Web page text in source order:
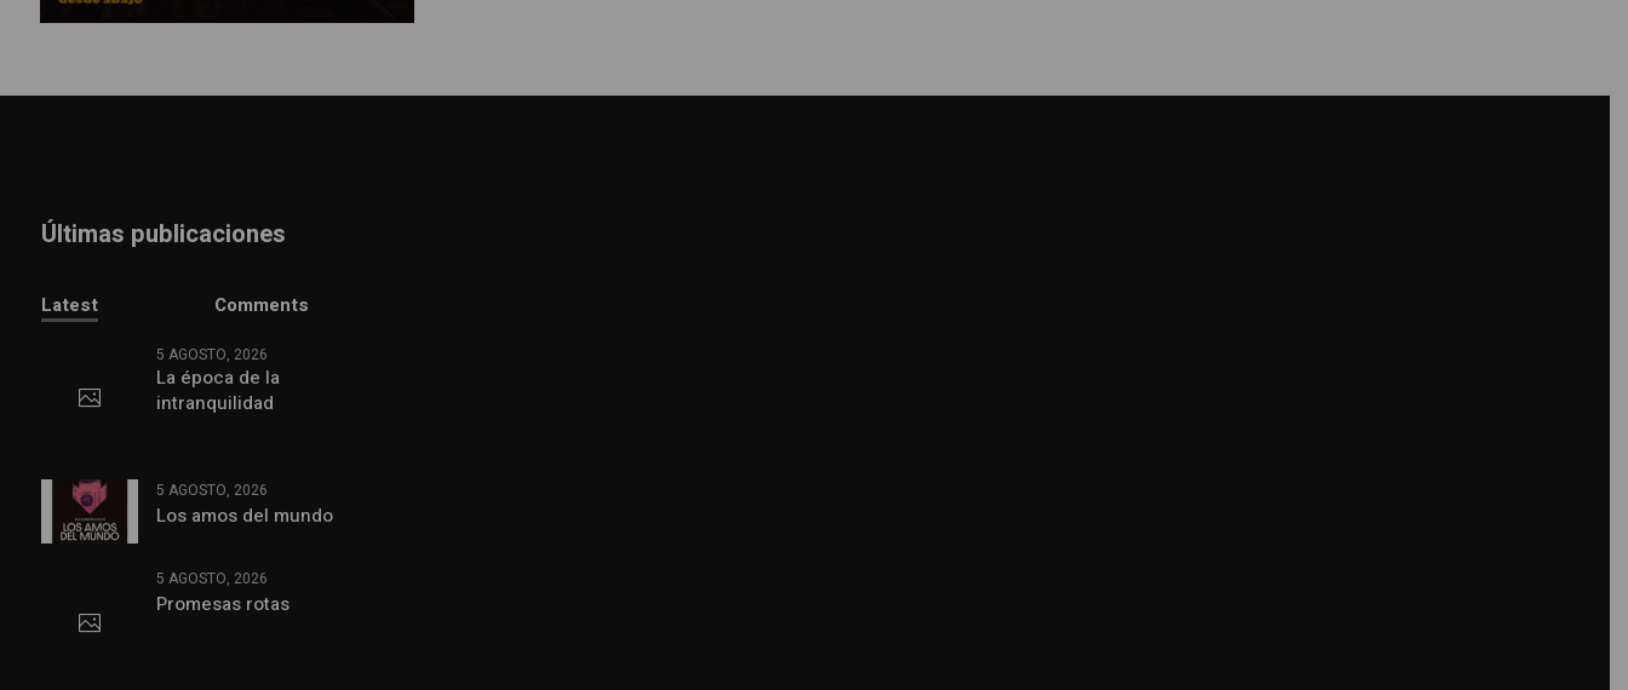
Últimas publicaciones
Latest Comments
5 AGOSTO, 2026
La época de la
intranquilidad
5 AGOSTO, 2026
Los amos del mundo
5 AGOSTO, 2026
Promesas rotas